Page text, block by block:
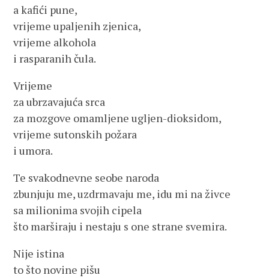
a kafići pune,
vrijeme upaljenih zjenica,
vrijeme alkohola
i rasparanih čula.
Vrijeme
za ubrzavajuća srca
za mozgove omamljene ugljen-dioksidom,
vrijeme sutonskih požara
i umora.
Te svakodnevne seobe naroda
zbunjuju me, uzdrmavaju me, idu mi na živce
sa milionima svojih cipela
što marširaju i nestaju s one strane svemira.
Nije istina
to što novine pišu